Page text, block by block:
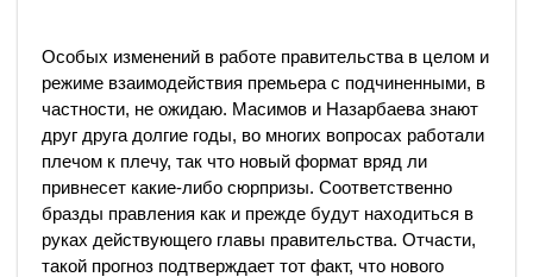
Особых изменений в работе правительства в целом и
режиме взаимодействия премьера с подчиненными, в
частности, не ожидаю. Масимов и Назарбаева знают
друг друга долгие годы, во многих вопросах работали
плечом к плечу, так что новый формат вряд ли
привнесет какие-либо сюрпризы. Соответственно
бразды правления как и прежде будут находиться в
руках действующего главы правительства. Отчасти,
такой прогноз подтверждает тот факт, что нового